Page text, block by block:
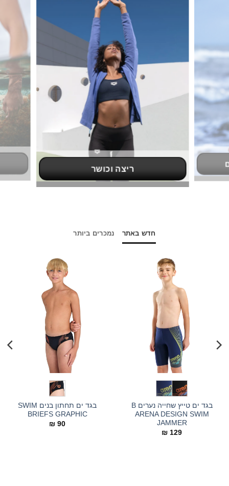
ריצה וכושר
חדש באתר נמכרים ביותר
בגד ים טייץ שחייה נערים B
ARENA DESIGN SWIM
JAMMER
₪ 129
בגד ים תחתון בנים SWIM
BRIEFS GRAPHIC
₪ 90